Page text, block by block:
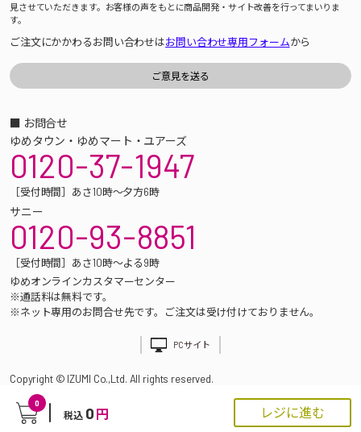
0
税込 0 円 レジに進む
見させていただきます。お客様の声をもとに商品開発・サイト改善を行ってまいりま
す。
ご注文にかかわるお問い合わせはお問い合わせ専用フォームから
■ お問合せ
ゆめタウン・ゆめマート・ユアーズ
0120-37-1947
［受付時間］あさ10時～夕方6時
サニー
0120-93-8851
［受付時間］あさ10時～よる9時
ゆめオンラインカスタマーセンター
※通話料は無料です。
※ネット専用のお問合せ先です。ご注文は受け付けておりません。
PCサイト
Copyright © IZUMI Co.,Ltd. All rights reserved.